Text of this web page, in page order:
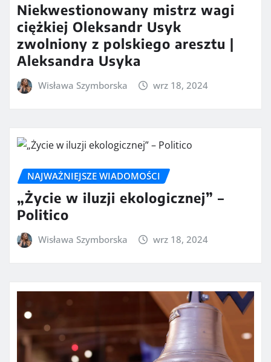
Niekwestionowany mistrz wagi
ciężkiej Oleksandr Usyk
zwolniony z polskiego aresztu |
Aleksandra Usyka
Wisława Szymborska wrz 18, 2024
NAJWAŻNIEJSZE WIADOMOŚCI
„Życie w iluzji ekologicznej” –
Politico
Wisława Szymborska wrz 18, 2024